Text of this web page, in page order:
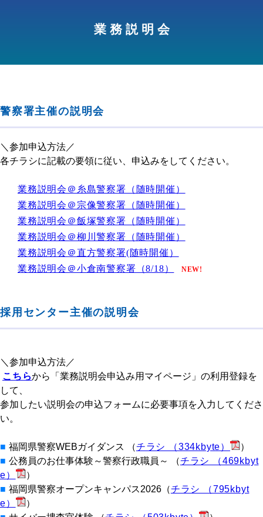
業 務 説 明 会
警察署主催の説明会
＼参加申込方法／
各チラシに記載の要領に従い、申込みをしてください。
業務説明会＠糸島警察署（随時開催）
業務説明会＠宗像警察署（随時開催）
業務説明会＠飯塚警察署（随時開催）
業務説明会＠柳川警察署（随時開催）
業務説明会＠直方警察署(随時開催）
業務説明会＠小倉南警察署（8/18）
NEW!
採用センター主催の説明会
＼参加申込方法／
こちらから「業務説明会申込み用マイページ」の利用登録を
して、
参加したい説明会の申込フォームに必要事項を入力してくださ
い。
■ 福岡県警察WEBガイダンス （チラシ （334kbyte）
）
■ 公務員のお仕事体験～警察行政職員～ （チラシ （469kbyt
e）
）
■ 福岡県警察オープンキャンパス2026（チラシ （795kbyt
e）
）